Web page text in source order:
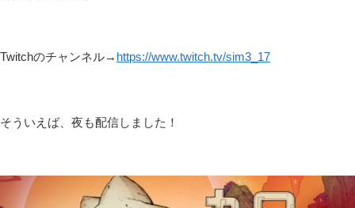
Twitchのチャンネル→ https://www.twitch.tv/sim3_17
そういえば、夜も配信しました！